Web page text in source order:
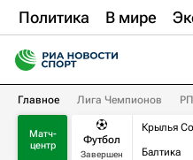
Политика В мире
Главное Лига Чемпионов
Матч-
центр
Футбол
Завершен
Крылья
Балтика